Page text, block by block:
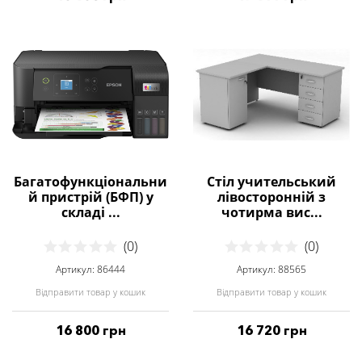
Багатофункціональни
й пристрій (БФП) у
складі ...
(0)
Артикул: 86444
Відправити товар у кошик
16 800 грн
Стіл учительський
лівосторонній з
чотирма вис...
(0)
Артикул: 88565
Відправити товар у кошик
16 720 грн